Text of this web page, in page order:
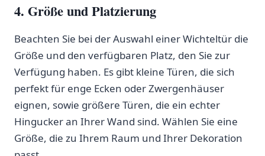
4. Größe und Platzierung
Beachten Sie bei der Auswahl einer ‌Wichteltür die
Größe‍ und den‍ verfügbaren Platz, den Sie zur
Verfügung haben. Es gibt kleine Türen, die⁤ sich
perfekt für enge Ecken oder Zwergenhäuser
eignen, sowie größere Türen, die ein‌ echter
Hingucker an Ihrer Wand sind.​ Wählen Sie eine
Größe, die zu Ihrem Raum und Ihrer⁢ Dekoration